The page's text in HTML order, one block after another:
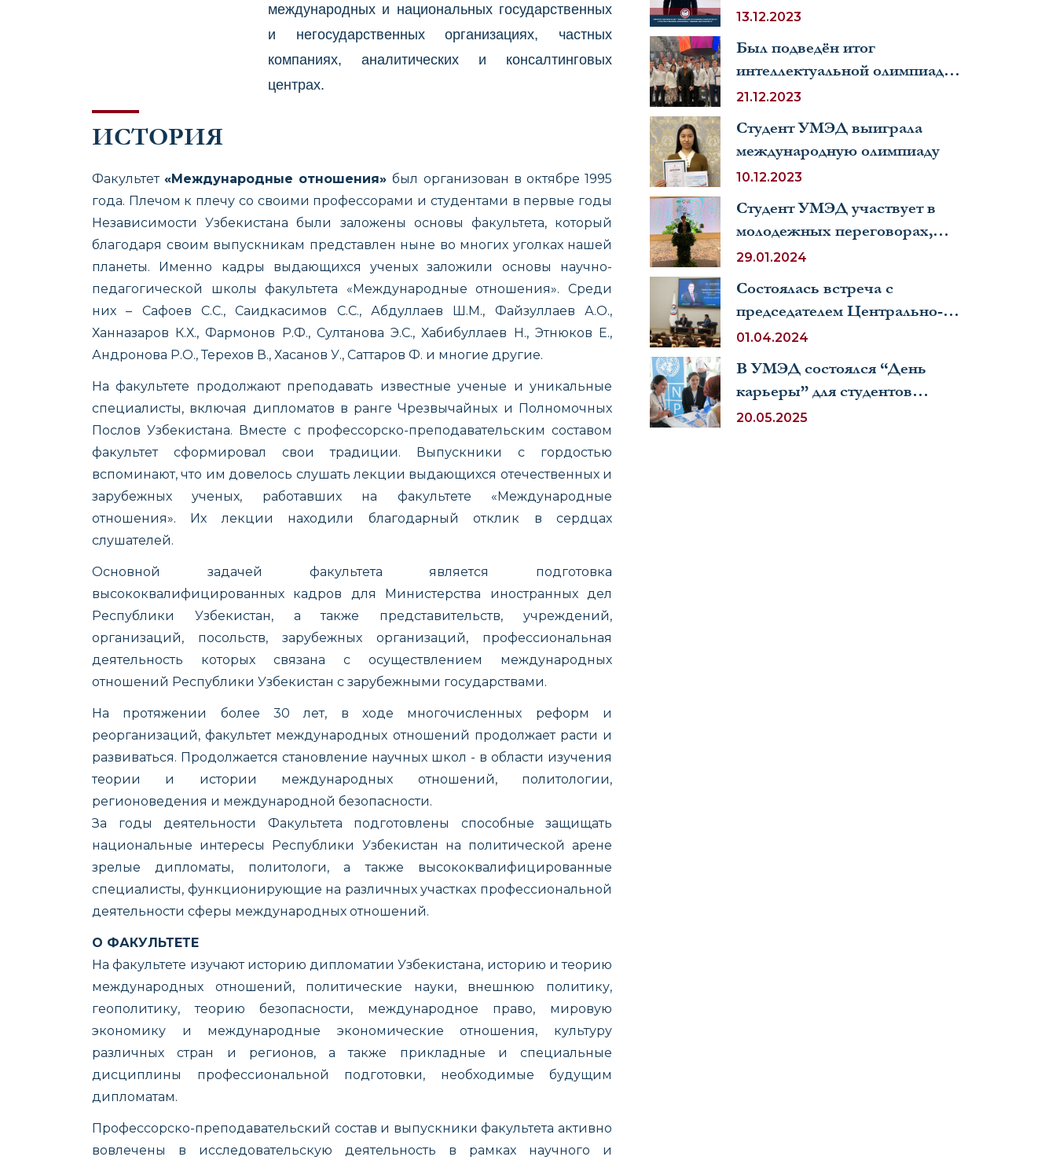
международных и национальных государственных
и негосударственных организациях, частных
компаниях, аналитических и консалтинговых
центрах.
ИСТОРИЯ
Факультет«Международные отношения»был организован в октябре 1995
года. Плечом к плечу со своими профессорами и студентами в первые годы
Независимости Узбекистана были заложены основы факультета, который
благодаря своим выпускникам представлен ныне во многих уголках нашей
планеты. Именно кадры выдающихся ученых заложили основы научно-
педагогической школы факультета «Международные отношения». Среди
них – Сафоев С.С., Саидкасимов С.С., Абдуллаев Ш.М., Файзуллаев А.О.,
Ханназаров К.Х., Фармонов Р.Ф., Султанова Э.С., Хабибуллаев Н., Этнюков Е.,
Андронова Р.О., Терехов В., Хасанов У., Саттаров Ф. и многие другие.
На факультете продолжают преподавать известные ученые и уникальные
специалисты, включая дипломатов в ранге Чрезвычайных и Полномочных
Послов Узбекистана. Вместе с профессорско-преподавательским составом
факультет сформировал свои традиции. Выпускники с гордостью
вспоминают, что им довелось слушать лекции выдающихся отечественных и
зарубежных ученых, работавших на факультете «Международные
отношения». Их лекции находили благодарный отклик в сердцах
слушателей.
Основной задачей факультета является подготовка
высококвалифицированных кадров для Министерства иностранных дел
Республики Узбекистан, а также представительств, учреждений,
организаций, посольств, зарубежных организаций, профессиональная
деятельность которых связана с осуществлением международных
отношений Республики Узбекистан с зарубежными государствами.
На протяжении более 30 лет, в ходе многочисленных реформ и
реорганизаций, факультет международных отношений продолжает расти и
развиваться. Продолжается становление научных школ - в области изучения
теории и истории международных отношений, политологии,
регионоведения и международной безопасности.
За годы деятельности Факультета подготовлены способные защищать
национальные интересы Республики Узбекистан на политической арене
зрелые дипломаты, политологи, а также высококвалифицированные
специалисты, функционирующие на различных участках профессиональной
деятельности сферы международных отношений.
О ФАКУЛЬТЕТЕ
На факультете изучают историю дипломатии Узбекистана, историю и теорию
международных отношений, политические науки, внешнюю политику,
геополитику, теорию безопасности, международное право, мировую
экономику и международные экономические отношения, культуру
различных стран и регионов, а также прикладные и специальные
дисциплины профессиональной подготовки, необходимые будущим
дипломатам.
Профессорско-преподавательский состав и выпускники факультета активно
вовлечены в исследовательскую деятельность в рамках научного и
regional development: problems
13.12.2023
Был подведён итог
интеллектуальной олимпиады
“Заковат”
21.12.2023
Студент УМЭД выиграла
международную олимпиаду
10.12.2023
Студент УМЭД участвует в
молодежных переговорах,
проводимых в Азербайджане
изменению климата
29.01.2024
Состоялась встреча с
председателем Центрально-
Азиатской ассоциации
В.Норовым
01.04.2024
В УМЭД состоялся “День
карьеры” для студентов
факультета “Международные
20.05.2025